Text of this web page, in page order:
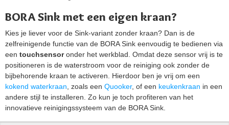
BORA Sink met een eigen kraan?
Kies je liever voor de Sink-variant zonder kraan? Dan is de
zelfreinigende functie van de BORA Sink eenvoudig te bedienen via
een touchsensoronder het werkblad. Omdat deze sensor vrij is te
positioneren is de waterstroom voor de reiniging ook zonder de
bijbehorende kraan te activeren. Hierdoor ben je vrij om een
kokend waterkraan, zoals een Quooker, of een keukenkraan in een
andere stijl te installeren. Zo kun je toch profiteren van het
innovatieve reinigingssysteem van de BORA Sink.